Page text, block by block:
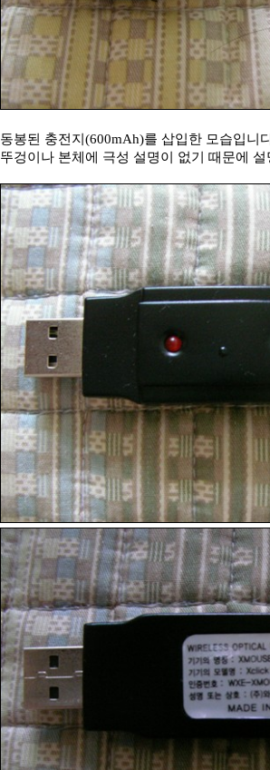
동봉된 충전지(600mAh)를 삽입한 모습입니
뚜겅이나 본체에 극성 설명이 없기 때문에